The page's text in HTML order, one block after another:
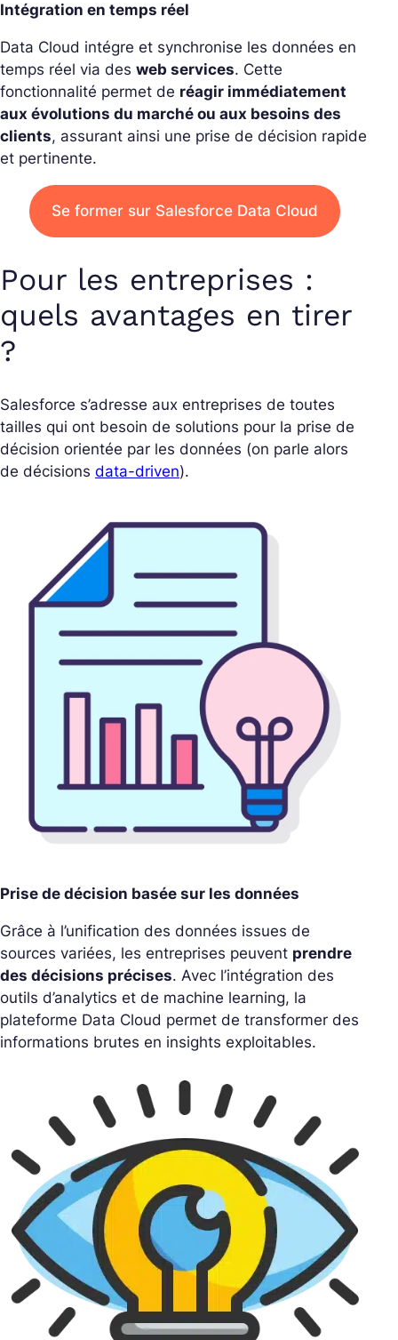
Intégration en temps réel
Data Cloud intégre et synchronise les données en
temps réel via des web services. Cette
fonctionnalité permet de réagir immédiatement
aux évolutions du marché ou aux besoins des
clients, assurant ainsi une prise de décision rapide
et pertinente.
Se former sur Salesforce Data Cloud
Pour les entreprises :
quels avantages en tirer
?
Salesforce s’adresse aux entreprises de toutes
tailles qui ont besoin de solutions pour la prise de
décision orientée par les données (on parle alors
de décisions data-driven).
Prise de décision basée sur les données
Grâce à l’unification des données issues de
sources variées, les entreprises peuvent prendre
des décisions précises. Avec l’intégration des
outils d’analytics et de machine learning, la
plateforme Data Cloud permet de transformer des
informations brutes en insights exploitables.